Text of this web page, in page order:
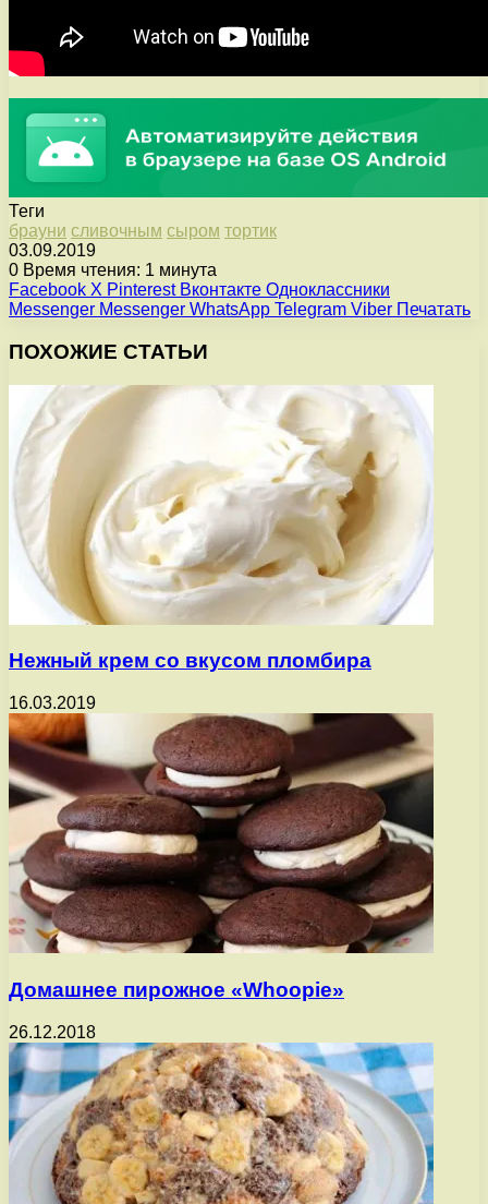
Теги
брауни сливочным сыром тортик
03.09.2019
0 Время чтения: 1 минута
Facebook X Pinterest Вконтакте Одноклассники
Messenger Messenger WhatsApp Telegram Viber Печатать
ПОХОЖИЕ СТАТЬИ
Нежный крем со вкусом пломбира
16.03.2019
Домашнее пирожное «Whoopie»
26.12.2018